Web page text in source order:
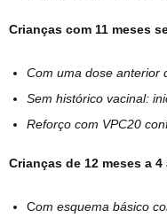
Crianças com 11 meses
Com uma dose anterior
Sem histórico vacinal:
Reforço com VPC20
Crianças de 12 meses a
Com esquema básico